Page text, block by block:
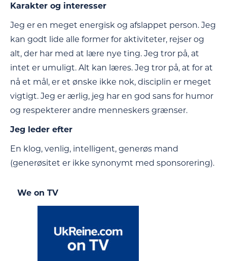
Karakter og interesser
Jeg er en meget energisk og afslappet person. Jeg
kan godt lide alle former for aktiviteter, rejser og
alt, der har med at lære nye ting. Jeg tror på, at
intet er umuligt. Alt kan læres. Jeg tror på, at for at
nå et mål, er et ønske ikke nok, disciplin er meget
vigtigt. Jeg er ærlig, jeg har en god sans for humor
og respekterer andre menneskers grænser.
Jeg leder efter
En klog, venlig, intelligent, generøs mand
(generøsitet er ikke synonymt med sponsorering).
We on TV